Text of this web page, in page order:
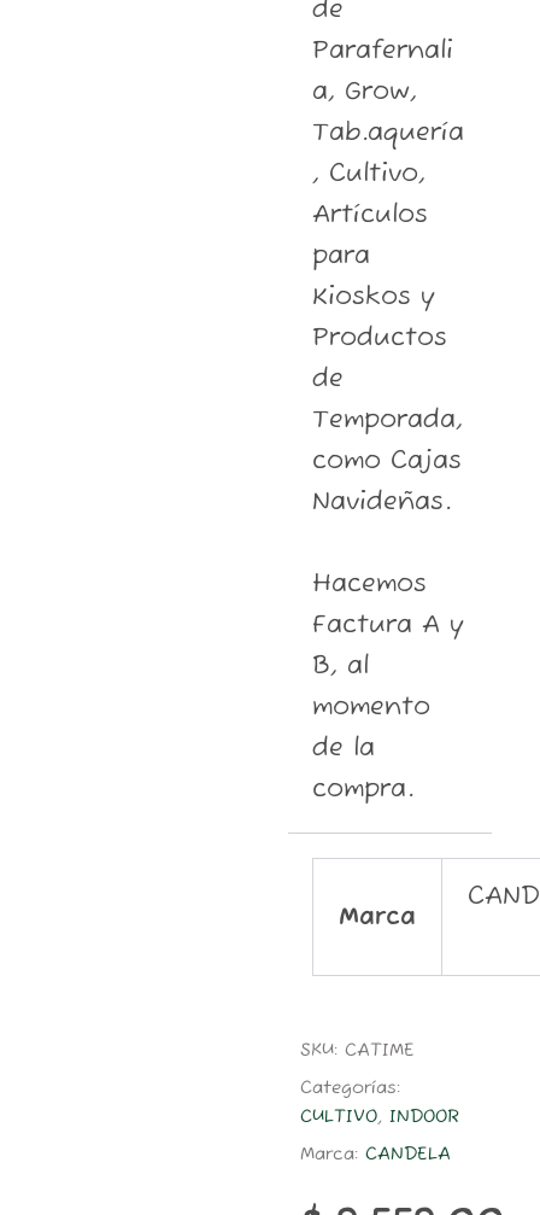
de
Parafernali
a, Grow,
Tab.aquería
, Cultivo,
Artículos
para
Kioskos y
Productos
de
Temporada,
como Cajas
Navideñas.
Hacemos
Factura A y
B, al
momento
de la
compra.
Marca
SKU:CATIME
Categorías:
CULTIVO,INDOOR
Marca:CANDELA